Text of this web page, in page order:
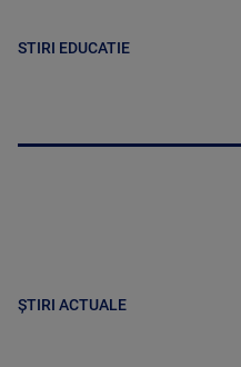
STIRI EDUCATIE
ȘTIRI ACTUALE